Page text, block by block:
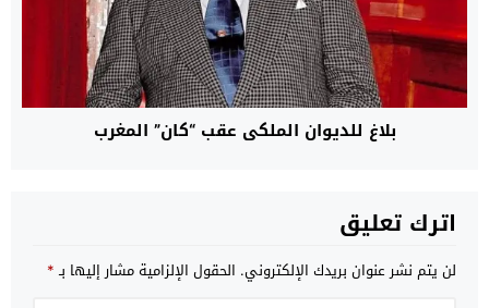
بلاغ للديوان الملكي عقب “كان” المغرب
اترك تعليق
لن يتم نشر عنوان بريدك الإلكتروني. الحقول الإلزامية مشار إليها بـ*